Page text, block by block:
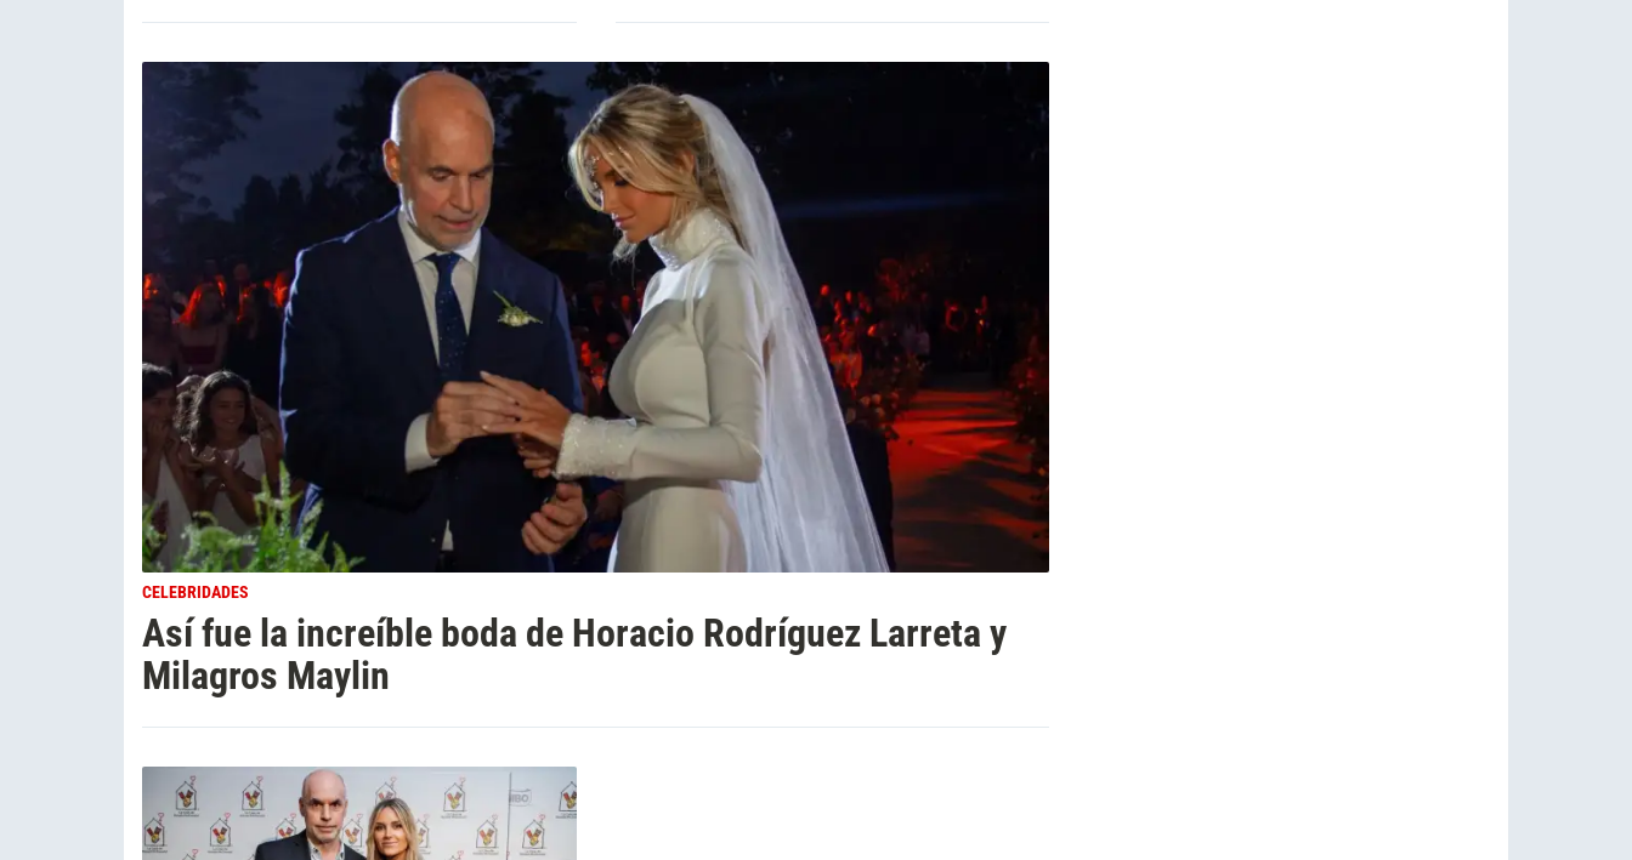
CELEBRIDADES
Así fue la increíble boda de Horacio Rodríguez Larreta y
Milagros Maylin